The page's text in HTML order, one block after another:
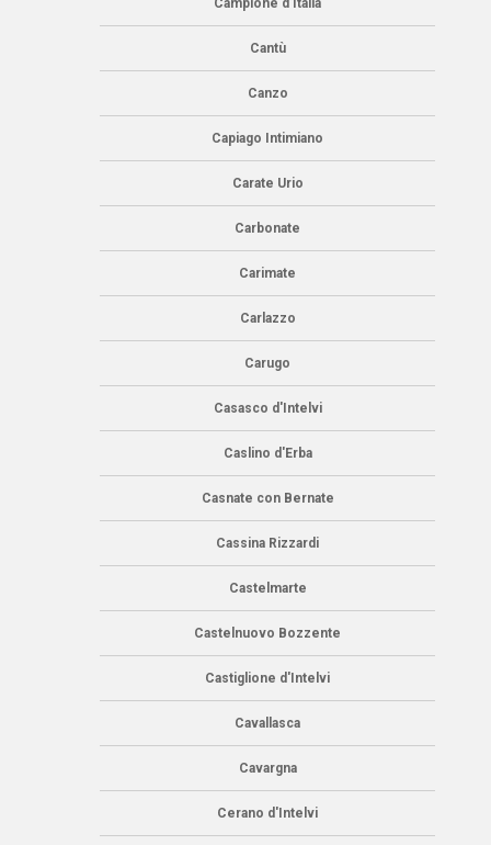
Campione d'Italia
Cantù
Canzo
Capiago Intimiano
Carate Urio
Carbonate
Carimate
Carlazzo
Carugo
Casasco d'Intelvi
Caslino d'Erba
Casnate con Bernate
Cassina Rizzardi
Castelmarte
Castelnuovo Bozzente
Castiglione d'Intelvi
Cavallasca
Cavargna
Cerano d'Intelvi